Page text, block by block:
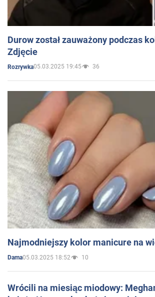
Durow został zauważony podczas
Zdjęcie
Rozrywka05.03.2025 19:45 36
Najmodniejszy kolor manicure na
Dama05.03.2025 18:52 10
Wrócili na miesiąc miodowy: